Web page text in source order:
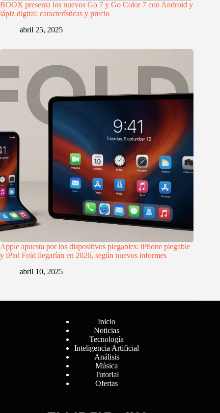
BOOX presenta los nuevos Go 7 y Go Color 7 con Android y
lápiz digital: características y precio
abril 25, 2025
Apple apuesta por los dispositivos plegables: iPhone plegable
y iPad Fold llegarían en 2026, según nuevos informes
abril 10, 2025
Inicio
Noticias
Tecnología
Inteligencia Artificial
Análisis
Música
Tutorial
Ofertas